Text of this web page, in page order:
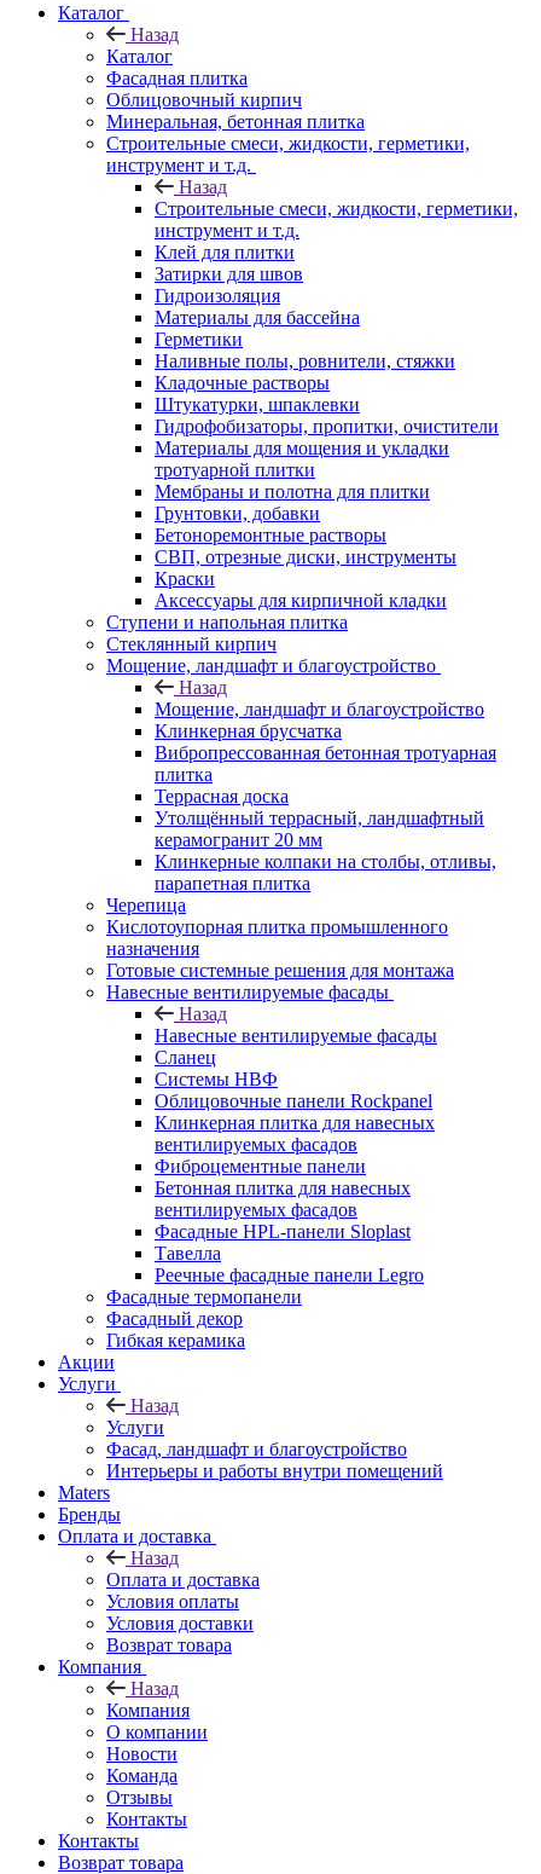
Каталог
Назад
Каталог
Фасадная плитка
Облицовочный кирпич
Минеральная, бетонная плитка
Строительные смеси, жидкости, герметики,
инструмент и т.д.
Назад
Строительные смеси, жидкости, герметики,
инструмент и т.д.
Клей для плитки
Затирки для швов
Гидроизоляция
Материалы для бассейна
Герметики
Наливные полы, ровнители, стяжки
Кладочные растворы
Штукатурки, шпаклевки
Гидрофобизаторы, пропитки, очистители
Материалы для мощения и укладки
тротуарной плитки
Мембраны и полотна для плитки
Грунтовки, добавки
Бетоноремонтные растворы
СВП, отрезные диски, инструменты
Краски
Аксессуары для кирпичной кладки
Ступени и напольная плитка
Cтеклянный кирпич
Мощение, ландшафт и благоустройство
Назад
Мощение, ландшафт и благоустройство
Клинкерная брусчатка
Вибропрессованная бетонная тротуарная
плитка
Террасная доска
Утолщённый террасный, ландшафтный
керамогранит 20 мм
Клинкерные колпаки на столбы, отливы,
парапетная плитка
Черепица
Кислотоупорная плитка промышленного
назначения
Готовые системные решения для монтажа
Навесные вентилируемые фасады
Назад
Навесные вентилируемые фасады
Сланец
Системы НВФ
Облицовочные панели Rockpanel
Клинкерная плитка для навесных
вентилируемых фасадов
Фиброцементные панели
Бетонная плитка для навесных
вентилируемых фасадов
Фасадные HPL-панели Sloplast
Тавелла
Реечные фасадные панели Legro
Фасадные термопанели
Фасадный декор
Гибкая керамика
Акции
Услуги
Назад
Услуги
Фасад, ландшафт и благоустройство
Интерьеры и работы внутри помещений
Maters
Бренды
Оплата и доставка
Назад
Оплата и доставка
Условия оплаты
Условия доставки
Возврат товара
Компания
Назад
Компания
О компании
Новости
Команда
Отзывы
Контакты
Контакты
Возврат товара